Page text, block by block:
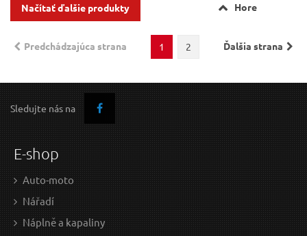
Načítať ďalšie produkty Hore
Predchádzajúca strana Ďalšia strana
1 2
Sledujte nás na
E-shop
Auto-moto
Nářadí
Náplně a kapaliny